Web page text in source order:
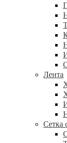
Лента
Сетка